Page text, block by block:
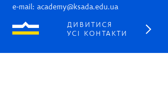
e-mail: academy@ksada.edu.ua
ДИВИТИСЯ
УСІ КОНТАКТИ